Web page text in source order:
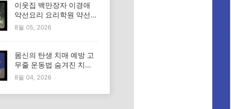
이웃집 백만장자 이경애
약선요리 요리학원 약선명
장 식당 위치 요리연구소
8월 05, 2026
몸신의 탄생 치매 예방 고
무줄 운동법 숨겨진 치매
고위험군｜포스파티딜세
8월 04, 2026